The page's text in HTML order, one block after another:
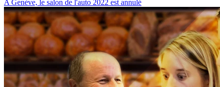
A Genève, le salon de l'auto 2022 est annulé